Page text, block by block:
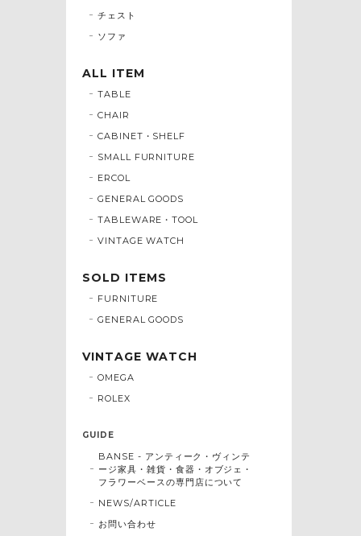
チェスト
ソファ
ALL ITEM
TABLE
CHAIR
CABINET・SHELF
SMALL FURNITURE
ERCOL
GENERAL GOODS
TABLEWARE・TOOL
VINTAGE WATCH
SOLD ITEMS
FURNITURE
GENERAL GOODS
VINTAGE WATCH
OMEGA
ROLEX
GUIDE
BANSE - アンティーク・ヴィンテ
ージ家具・雑貨・食器・オブジェ・
フラワーベースの専門店について
NEWS/ARTICLE
お問い合わせ